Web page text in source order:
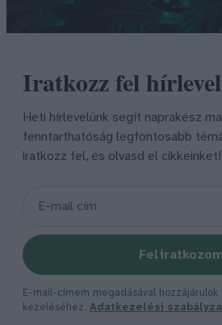
Iratkozz fel
Heti hírlevelünk segít naprakész
fenntarthatóság legfontosabb
iratkozz fel, és olvasd el cikkeinket!
Feliratkozom
E-mail-címem megadásával
kezeléséhez. Adatkezelési